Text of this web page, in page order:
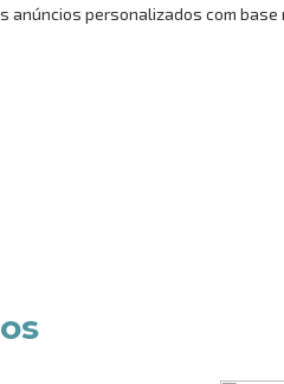
personalizados com